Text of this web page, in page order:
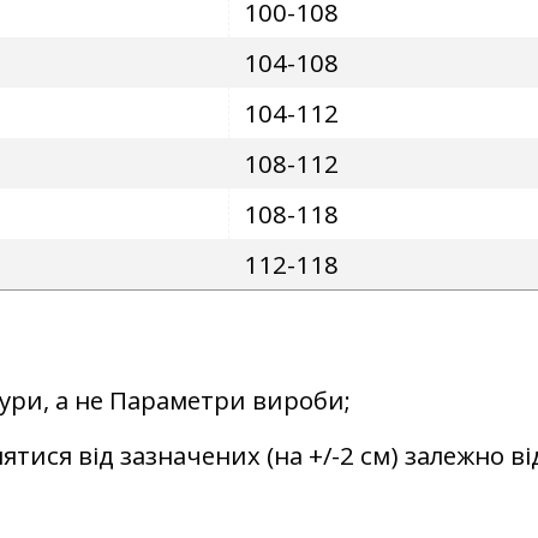
100-108
104-108
104-112
108-112
108-118
112-118
а не Параметри вироби;
від зазначених (на +/-2 см) залежно